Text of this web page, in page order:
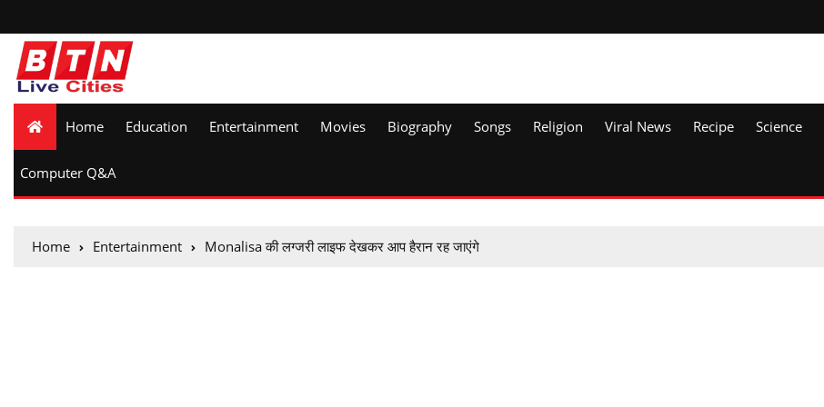
Home Education Entertainment Movies Biography Songs Religion Viral News Recipe Science
Computer Q&A
Home Entertainment Monalisa की लग्जरी लाइफ देखकर आप हैरान रह जाएंगे